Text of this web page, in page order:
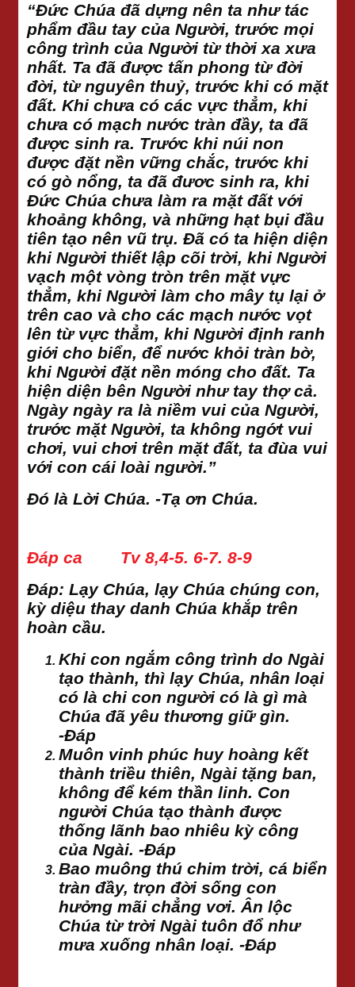
“Đức Chúa đã dựng nên ta như tác
phẩm đầu tay của Người, trước mọi
công trình của Người từ thời xa xưa
nhất. Ta đã được tấn phong từ đời
đời, từ nguyên thuỷ, trước khi có mặt
đất. Khi chưa có các vực thẳm, khi
chưa có mạch nước tràn đầy, ta đã
được sinh ra. Trước khi núi non
được đặt nền vững chắc, trước khi
có gò nổng, ta đã đươc sinh ra, khi
Đức Chúa chưa làm ra mặt đất với
khoảng không, và những hạt bụi đầu
tiên tạo nên vũ trụ. Đã có ta hiện diện
khi Người thiết lập cõi trời, khi Người
vạch một vòng tròn trên mặt vực
thẳm, khi Người làm cho mây tụ lại ở
trên cao và cho các mạch nước vọt
lên từ vực thẳm, khi Người định ranh
giới cho biển, để nước khỏi tràn bờ,
khi Người đặt nền móng cho đất. Ta
hiện diện bên Người như tay thợ cả.
Ngày ngày ra là niềm vui của Người,
trước mặt Người, ta không ngớt vui
chơi, vui chơi trên mặt đất, ta đùa vui
với con cái loài người.”
Đó là Lời Chúa. -Tạ ơn Chúa.
Đáp ca Tv 8,4-5. 6-7. 8-9
Đáp: Lạy Chúa, lạy Chúa chúng con,
kỳ diệu thay danh Chúa khắp trên
hoàn cầu.
Khi con ngắm công trình do Ngài
tạo thành, thì lạy Chúa, nhân loại
có là chi con người có là gì mà
Chúa đã yêu thương giữ gìn.
-Đáp
Muôn vinh phúc huy hoàng kết
thành triều thiên, Ngài tặng ban,
không để kém thần linh. Con
người Chúa tạo thành được
thống lãnh bao nhiêu kỳ công
của Ngài. -Đáp
Bao muông thú chim trời, cá biển
tràn đầy, trọn đời sống con
hưởng mãi chẳng vơi. Ân lộc
Chúa từ trời Ngài tuôn đổ như
mưa xuống nhân loại. -Đáp